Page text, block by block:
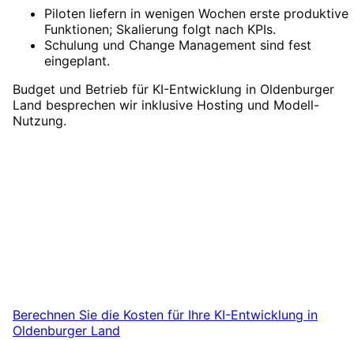
Piloten liefern in wenigen Wochen erste produktive
Funktionen; Skalierung folgt nach KPIs.
Schulung und Change Management sind fest
eingeplant.
Budget und Betrieb für KI-Entwicklung in Oldenburger
Land besprechen wir inklusive Hosting und Modell-
Nutzung.
Berechnen Sie die Kosten für Ihre KI-Entwicklung in
Oldenburger Land